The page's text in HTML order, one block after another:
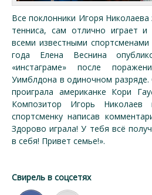
Все поклонники Игоря
тенниса, сам отлично играет и
всеми известными
года Елена Веснина
«инстаграме» после
Уимблдона в одиночном
проиграла американке Кори
Композитор Игорь Николаев
спортсменку написав
Здорово играла! У тебя всё
в себя! Привет семье!».
Свирель в соцсетях